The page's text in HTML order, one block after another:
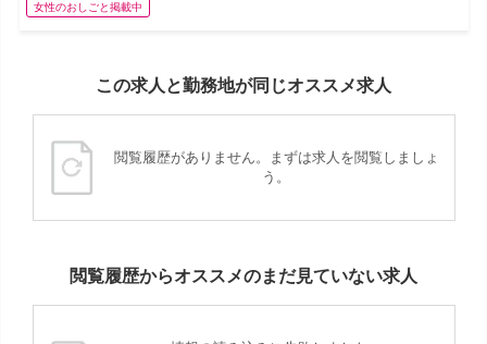
女性のおしごと掲載中
この求人と勤務地が同じオススメ求人
閲覧履歴がありません。まずは求人を閲覧しましょ
う。
閲覧履歴からオススメのまだ見ていない求人